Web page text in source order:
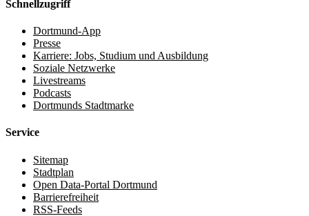
Schnellzugriff
Dortmund-App
Presse
Karriere: Jobs, Studium und Ausbildung
Soziale Netzwerke
Livestreams
Podcasts
Dortmunds Stadtmarke
Service
Sitemap
Stadtplan
Open Data-Portal Dortmund
Barrierefreiheit
RSS-Feeds